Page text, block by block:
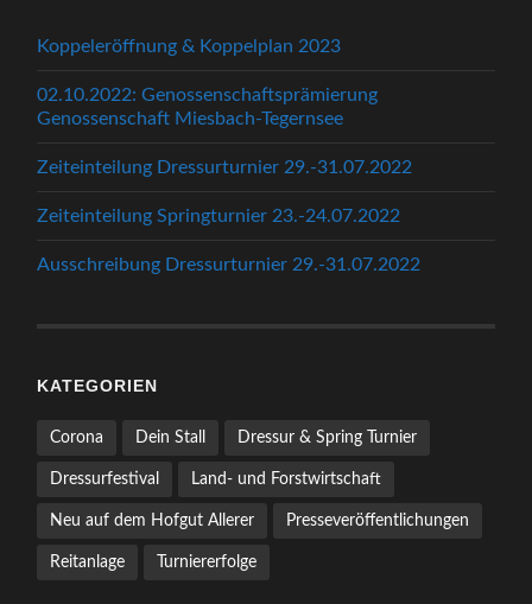
Koppeleröffnung & Koppelplan 2023
02.10.2022: Genossenschaftsprämierung
Genossenschaft Miesbach-Tegernsee
Zeiteinteilung Dressurturnier 29.-31.07.2022
Zeiteinteilung Springturnier 23.-24.07.2022
Ausschreibung Dressurturnier 29.-31.07.2022
KATEGORIEN
Corona Dein Stall Dressur & Spring Turnier
Dressurfestival Land- und Forstwirtschaft
Neu auf dem Hofgut Allerer Presseveröffentlichungen
Reitanlage Turniererfolge